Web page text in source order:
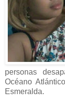
personas
Océano
Esmeralda.